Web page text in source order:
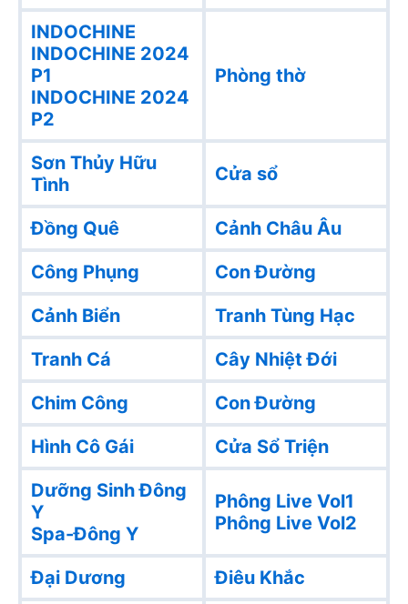
INDOCHINE
INDOCHINE 2024
P1
INDOCHINE 2024
P2
Phòng thờ
Sơn Thủy Hữu
Tình
Cửa sổ
Đồng Quê
Cảnh Châu Âu
Công Phụng
Con Đường
Cảnh Biển
Tranh Tùng Hạc
Tranh Cá
Cây Nhiệt Đới
Chim Công
Con Đường
Hình Cô Gái
Cửa Sổ Triện
Dưỡng Sinh Đông
Y
Spa-Đông Y
Phông Live Vol1
Phông Live Vol2
Đại Dương
Điêu Khắc